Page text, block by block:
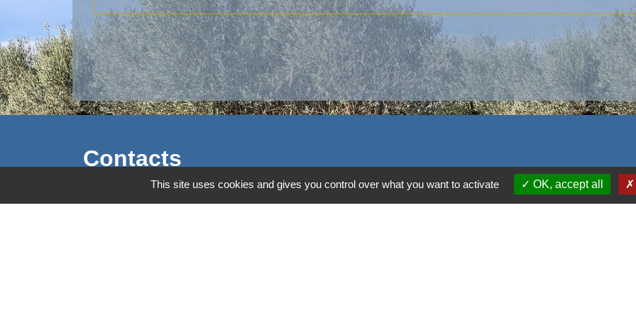
Contacts
Commune d'Aubord
This site uses cookies and gives you control over what you want to activate OK, accept all